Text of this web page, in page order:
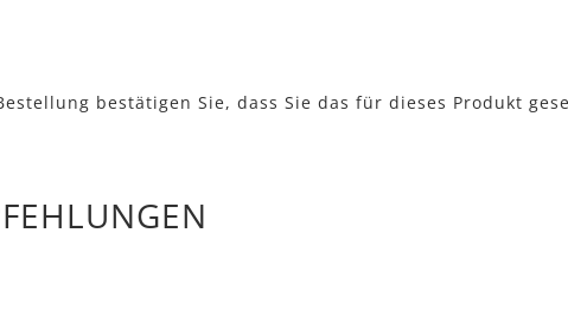
bestätigen Sie, dass Sie das für dieses Produkt